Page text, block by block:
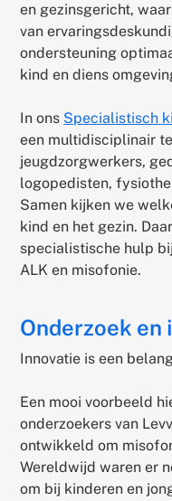
en gezinsgericht,
van
ondersteuning
kind en diens
In ons Specialistisch
een multidisciplinair
jeugdzorgwerkers,
logopedisten,
Samen kijken we
kind en het gezin.
specialistische hulp
ALK en misofonie.
Onderzoek en
Innovatie is een
Een mooi voorbeeld
onderzoekers van
ontwikkeld om
Wereldwijd waren er
om bij kinderen en